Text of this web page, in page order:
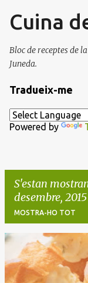
Cuina
Bloc de receptes de
Juneda.
Tradueix-me
Powered by
S'estan
desembre, 2015
MOSTRA-HO TOT
n